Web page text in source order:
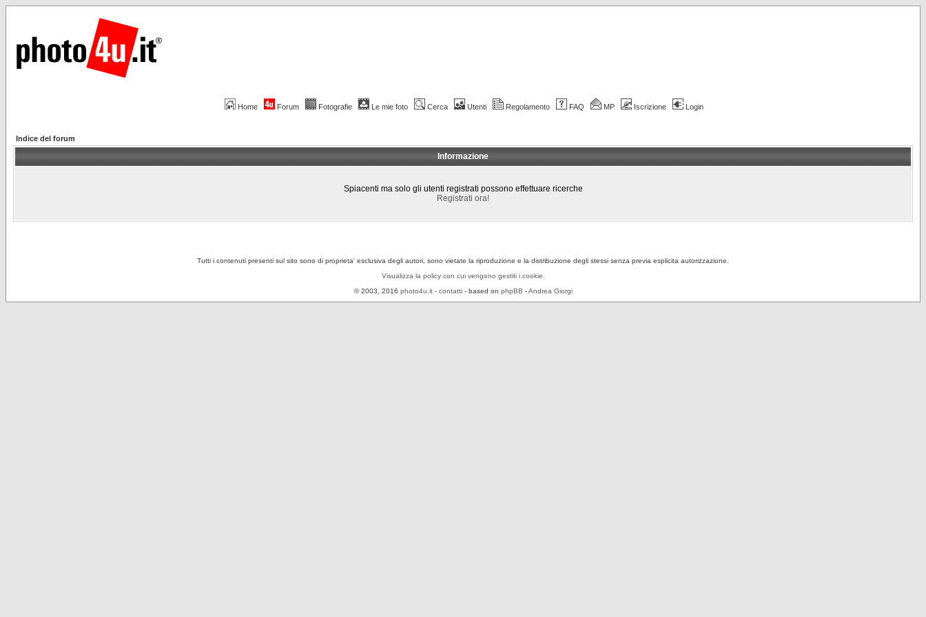
Home Forum Fotografie Le mie foto Cerca Utenti Regolamento FAQ MP Iscrizione Login
Indice del forum
Informazione
Spiacenti ma solo gli utenti registrati possono effettuare ricerche
Registrati ora!
Tutti i contenuti presenti sul sito sono di proprieta' esclusiva degli autori, sono vietate la riproduzione e la distribuzione degli stessi senza previa esplicita autorizzazione.
Visualizza la policy con cui vengono gestiti i cookie.
© 2003, 2016 photo4u.it- contatti- based on phpBB -Andrea Giorgi